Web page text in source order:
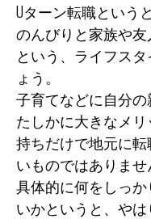
Uターン転職という
のんびりと家族や
という、ライフス
ょう。
子育てなどに自分の
たしかに大きなメ
持ちだけで地元に
いものではありませ
具体的に何をしっ
いかというと、やは